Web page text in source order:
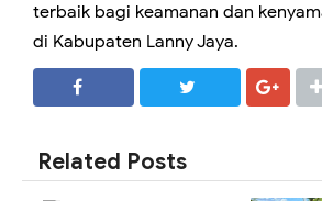
terbaik bagi keamanan dan
di Kabupaten Lanny Jaya.
Related Posts